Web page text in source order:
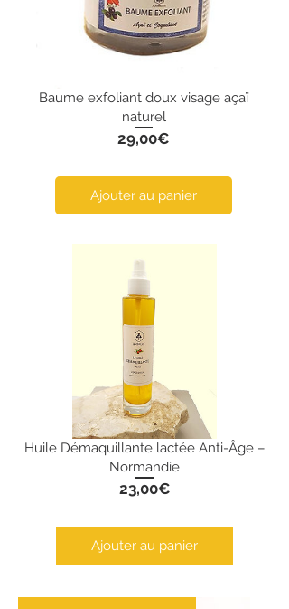
Baume exfoliant doux visage açaï
naturel
29,00€
Ajouter au panier
Huile Démaquillante lactée Anti-Âge –
Normandie
23,00€Prix
Ajouter au panier